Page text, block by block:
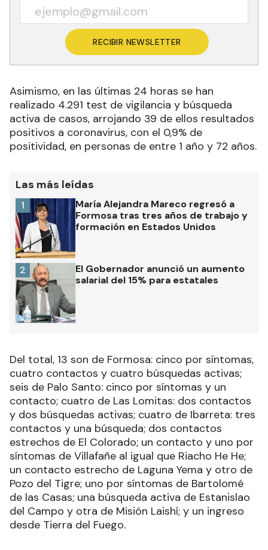
RECIBIR NEWSLETTER
Asimismo, en las últimas 24 horas se han
realizado 4.291 test de vigilancia y búsqueda
activa de casos, arrojando 39 de ellos resultados
positivos a coronavirus, con el 0,9% de
positividad, en personas de entre 1 año y 72 años.
Las más leídas
María Alejandra Mareco regresó a
Formosa tras tres años de trabajo y
formación en Estados Unidos
1
El Gobernador anunció un aumento
salarial del 15% para estatales
2
Del total, 13 son de Formosa: cinco por síntomas,
cuatro contactos y cuatro búsquedas activas;
seis de Palo Santo: cinco por síntomas y un
contacto; cuatro de Las Lomitas: dos contactos
y dos búsquedas activas; cuatro de Ibarreta: tres
contactos y una búsqueda; dos contactos
estrechos de El Colorado; un contacto y uno por
síntomas de Villafañe al igual que Riacho He He;
un contacto estrecho de Laguna Yema y otro de
Pozo del Tigre; uno por síntomas de Bartolomé
de las Casas; una búsqueda activa de Estanislao
del Campo y otra de Misión Laishí; y un ingreso
desde Tierra del Fuego.